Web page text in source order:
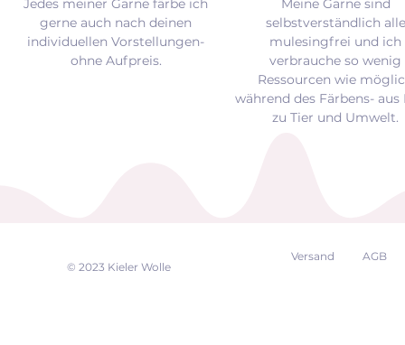
Jedes meiner Garne färbe ich
gerne auch nach deinen
individuellen Vorstellungen-
ohne Aufpreis.
Meine Garne sind
selbstverständlich alle
mulesingfrei und ich
verbrauche so wenig
Ressourcen wie
während des Färbens- aus
zu Tier und Umwelt.
© 2023 Kieler Wolle
Versand AGB